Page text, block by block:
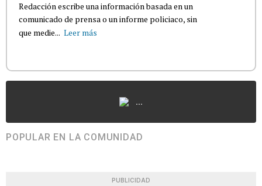
Redacción escribe una información basada en un
comunicado de prensa o un informe policiaco, sin
que medie... Leer más
...
POPULAR EN LA COMUNIDAD
PUBLICIDAD